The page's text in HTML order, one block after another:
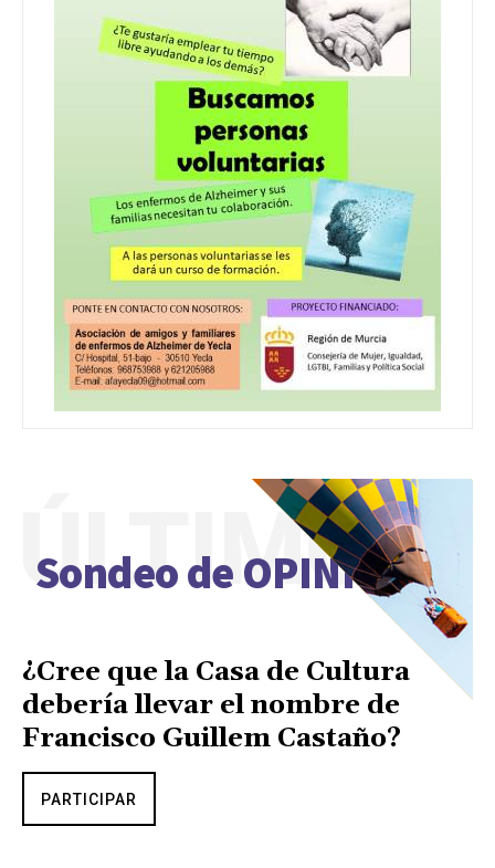
Sondeo de OPINIÓN
ÚLTIMO
¿Cree que la Casa de Cultura
debería llevar el nombre de
Francisco Guillem Castaño?
PARTICIPAR